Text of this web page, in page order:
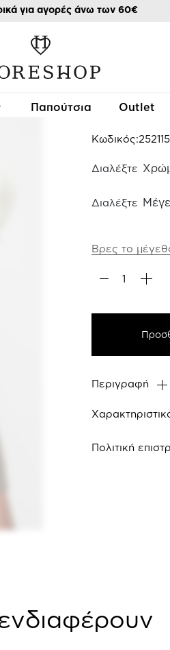
για αγορές άνω των 60€
Παπούτσια Outlet
Κωδικός:
39.99€
Πολιτική
Περιγραφή
Βρες το